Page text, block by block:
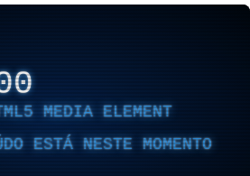
MEDIA ELEMENT
ESTÁ NESTE MOMENTO